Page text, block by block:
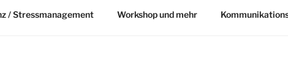
/ Stressmanagement Workshop und mehr